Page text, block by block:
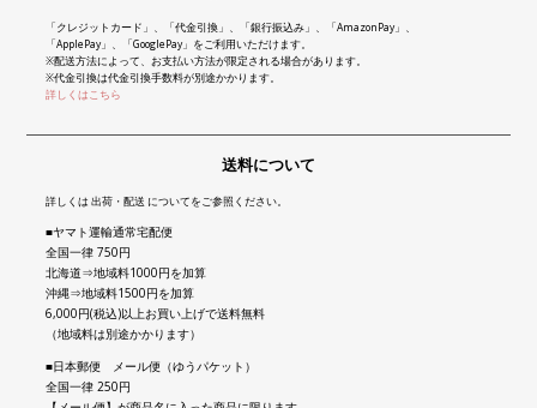
「クレジットカード」、「代金引換」、「銀行振込み」、「AmazonPay」、
「ApplePay」、「GooglePay」をご利用いただけます。
※配送方法によって、お支払い方法が限定される場合があります。
※代金引換は代金引換手数料が別途かかります。
詳しくはこちら
送料について
詳しくは 出荷・配送 についてをご参照ください。
■ヤマト運輸通常宅配便
全国一律 750円
北海道⇒地域料1000円を加算
沖縄⇒地域料1500円を加算
6,000円(税込)以上お買い上げで送料無料
（地域料は別途かかります）
■日本郵便 メール便（ゆうパケット）
全国一律 250円